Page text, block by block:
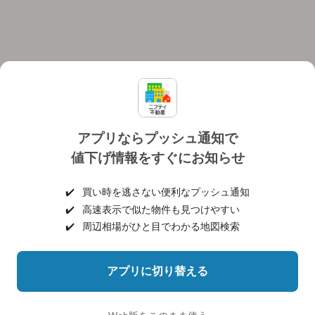
アプリならプッシュ通知で
値下げ情報をすぐにお知らせ
✔️
買い時を逃さない便利なプッシュ通知
✔️
高速表示で似た物件も見つけやすい
✔️
周辺相場がひと目でわかる地図検索
アプリに切り替える
個人情報保護ポリシー 利用規約
ヘルプ・お問い合わせ 採用情報
©NIFTY Lifestyle Co., Ltd.